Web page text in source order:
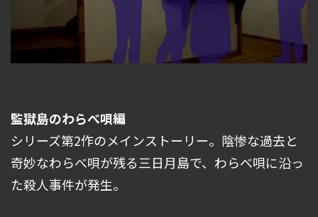
監獄島のわらべ唄編
シリーズ第2作のメインストーリー。陰惨な過去と
奇妙なわらべ唄が残る三日月島で、わらべ唄に沿っ
た殺人事件が発生。